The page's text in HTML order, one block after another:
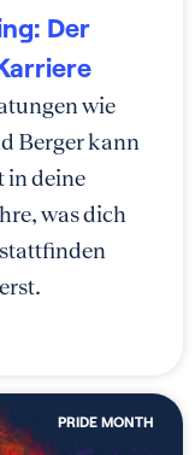
Der
wie
Berger kann
in deine
was dich
PRIDE MONTH